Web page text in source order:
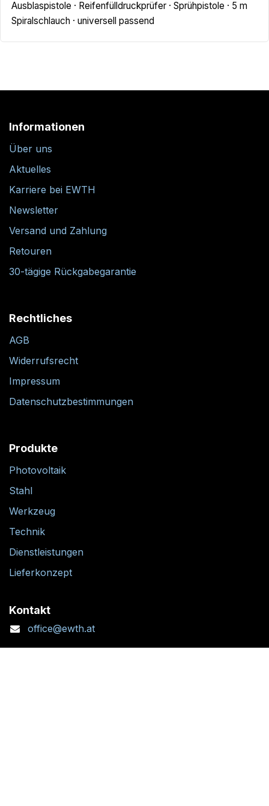
Ausblaspistole · Reifenfülldruckprüfer · Sprühpistole · 5 m
Spiralschlauch · universell passend
Informationen
Über uns
Aktuelles
Karriere bei EWTH
Newsletter
Versand und Zahlung
Retouren
30-tägige Rückgabegarantie
Rechtliches
AGB
Widerrufsrecht
Impressum
Datenschutzbestimmungen
Produkte
Photovoltaik
Stahl
Werkzeug
Technik
Dienstleistungen
Lieferkonzept
Kontakt
office@ewth.at